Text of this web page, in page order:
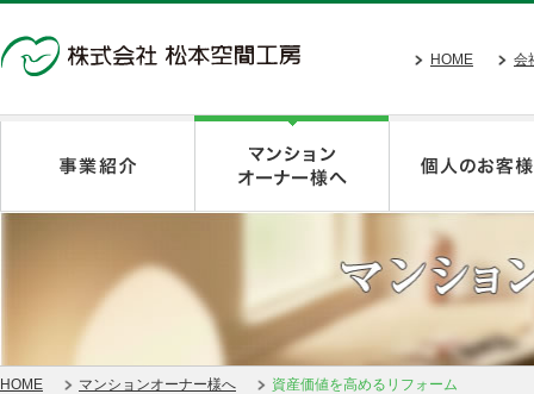
HOME 会
HOME マンションオーナー様へ 資産価値を高めるリフォーム